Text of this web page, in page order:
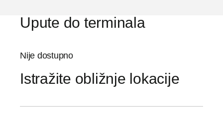
Upute do terminala
Nije dostupno
Istražite obližnje lokacije